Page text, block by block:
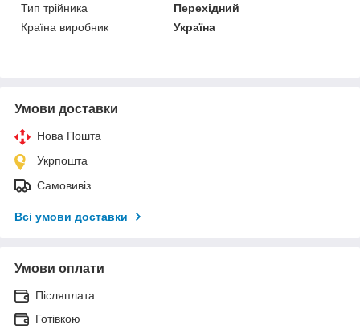
Тип трійника
Перехідний
Країна виробник
Україна
Умови доставки
Нова Пошта
Укрпошта
Самовивіз
Всі умови доставки
Умови оплати
Післяплата
Готівкою